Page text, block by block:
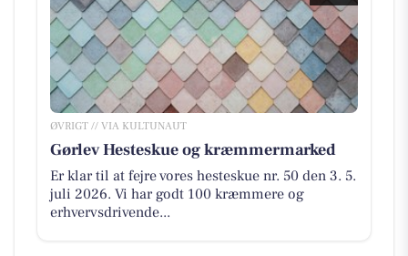
ØVRIGT // VIA KULTUNAUT
Gørlev Hesteskue og kræmmermarked
Er klar til at fejre vores hesteskue nr. 50 den 3. 5.
juli 2026. Vi har godt 100 kræmmere og
erhvervsdrivende...